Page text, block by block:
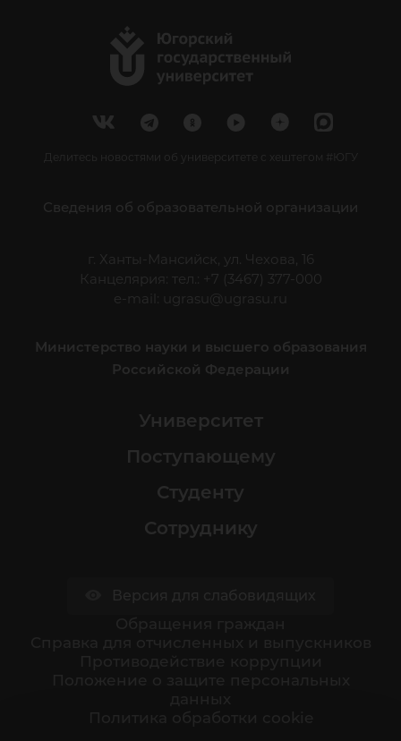
Делитесь новостями об университете с хештегом #ЮГУ
Сведения об образовательной организации
г. Ханты-Мансийск, ул. Чехова, 16
Канцелярия: тел.: +7 (3467) 377-000
e-mail:
ugrasu@ugrasu.ru
Министерство науки и высшего образования
Российской Федерации
Университет
Поступающему
Студенту
Сотруднику